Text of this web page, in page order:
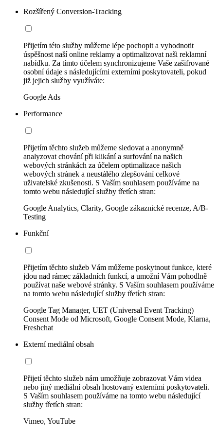
Rozšířený Conversion-Tracking
Přijetím této služby můžeme lépe pochopit a vyhodnotit
úspěšnost naší online reklamy a optimalizovat naši reklamní
nabídku. Za tímto účelem synchronizujeme Vaše zašifrované
osobní údaje s následujícími externími poskytovateli, pokud
již jejich služby využíváte:
Google Ads
Performance
Přijetím těchto služeb můžeme sledovat a anonymně
analyzovat chování při klikání a surfování na našich
webových stránkách za účelem optimalizace našich
webových stránek a neustálého zlepšování celkové
uživatelské zkušenosti. S Vaším souhlasem používáme na
tomto webu následující služby třetích stran:
Google Analytics, Clarity, Google zákaznické recenze, A/B-
Testing
Funkční
Přijetím těchto služeb Vám můžeme poskytnout funkce, které
jdou nad rámec základních funkcí, a umožní Vám pohodlně
používat naše webové stránky. S Vaším souhlasem používáme
na tomto webu následující služby třetích stran:
Google Tag Manager, UET (Universal Event Tracking)
Consent Mode od Microsoft, Google Consent Mode, Klarna,
Freshchat
Externí mediální obsah
Přijetí těchto služeb nám umožňuje zobrazovat Vám videa
nebo jiný mediální obsah hostovaný externími poskytovateli.
S Vaším souhlasem používáme na tomto webu následující
služby třetích stran:
Vimeo, YouTube